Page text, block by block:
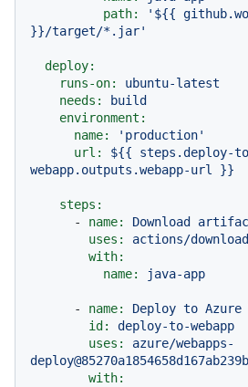
path:
'${{
}}/target/*.jar'
deploy:
runs-on:
ubuntu-latest
needs:
build
environment:
name:
'production'
url:
${{
steps.deploy-
webapp.outputs.webapp-url
}}
steps:
-
name: Download
uses:
actions/
with:
name:
java-app
- name: Deploy to Azure
id:
deploy-to-webapp
uses:
azure/webapps-
with: